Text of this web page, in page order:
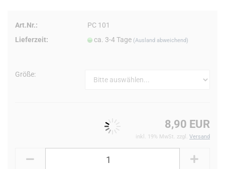
Art.Nr.:
PC 101
Lieferzeit:
ca. 3-4 Tage (Ausland abweichend)
Größe:
8,90 EUR
inkl. 19% MwSt. zzgl. Versand